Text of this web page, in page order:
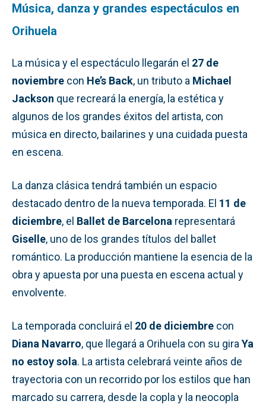
Música, danza y grandes espectáculos en
Orihuela
La música y el espectáculo llegarán el 27 de
noviembre con He’s Back, un tributo a Michael
Jackson que recreará la energía, la estética y
algunos de los grandes éxitos del artista, con
música en directo, bailarines y una cuidada puesta
en escena.
La danza clásica tendrá también un espacio
destacado dentro de la nueva temporada. El 11 de
diciembre, el Ballet de Barcelona representará
Giselle, uno de los grandes títulos del ballet
romántico. La producción mantiene la esencia de la
obra y apuesta por una puesta en escena actual y
envolvente.
La temporada concluirá el 20 de diciembre con
Diana Navarro, que llegará a Orihuela con su gira Ya
no estoy sola. La artista celebrará veinte años de
trayectoria con un recorrido por los estilos que han
marcado su carrera, desde la copla y la neocopla